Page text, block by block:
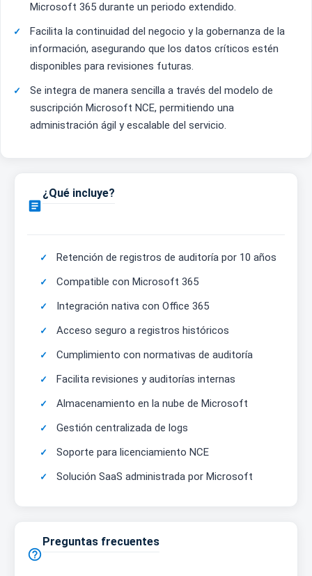
Microsoft 365 durante un periodo extendido.
Facilita la continuidad del negocio y la gobernanza de la
información, asegurando que los datos críticos estén
disponibles para revisiones futuras.
Se integra de manera sencilla a través del modelo de
suscripción Microsoft NCE, permitiendo una
administración ágil y escalable del servicio.

¿Qué incluye?
Retención de registros de auditoría por 10 años
Compatible con Microsoft 365
Integración nativa con Office 365
Acceso seguro a registros históricos
Cumplimiento con normativas de auditoría
Facilita revisiones y auditorías internas
Almacenamiento en la nube de Microsoft
Gestión centralizada de logs
Soporte para licenciamiento NCE
Solución SaaS administrada por Microsoft

Preguntas frecuentes